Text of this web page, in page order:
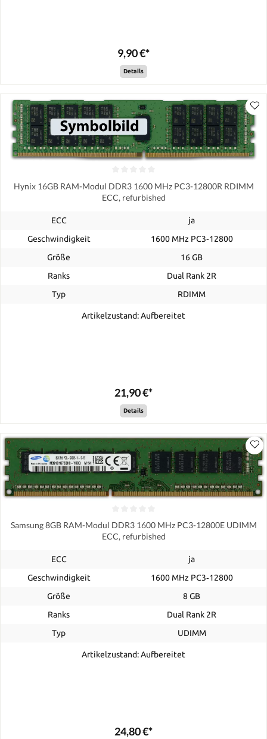
9,90 €*
Details
Hynix 16GB RAM-Modul DDR3 1600 MHz PC3-12800R RDIMM
ECC, refurbished
ECC
ja
Geschwindigkeit
1600 MHz PC3‑12800
Größe
16 GB
Ranks
Dual Rank 2R
Typ
RDIMM
Artikelzustand: Aufbereitet
21,90 €*
Details
Samsung 8GB RAM-Modul DDR3 1600 MHz PC3-12800E UDIMM
ECC, refurbished
ECC
ja
Geschwindigkeit
1600 MHz PC3‑12800
Größe
8 GB
Ranks
Dual Rank 2R
Typ
UDIMM
Artikelzustand: Aufbereitet
24,80 €*